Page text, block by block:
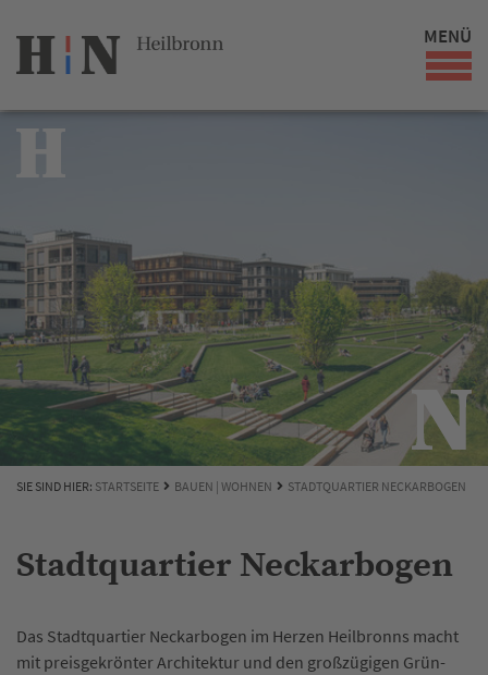
MENÜ
SIE SIND HIER: STARTSEITE BAUEN | WOHNEN STADTQUARTIER NECKARBOGEN
Stadtquartier Neckarbogen
Das Stadtquartier Neckarbogen im Herzen Heilbronns macht
mit preisgekrönter Architektur und den großzügigen Grün-